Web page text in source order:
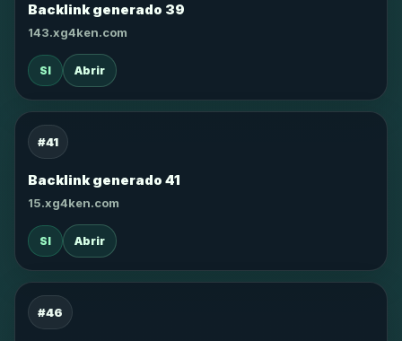
Backlink generado 39
143.xg4ken.com
SI Abrir
#41
Backlink generado 41
15.xg4ken.com
SI Abrir
#46